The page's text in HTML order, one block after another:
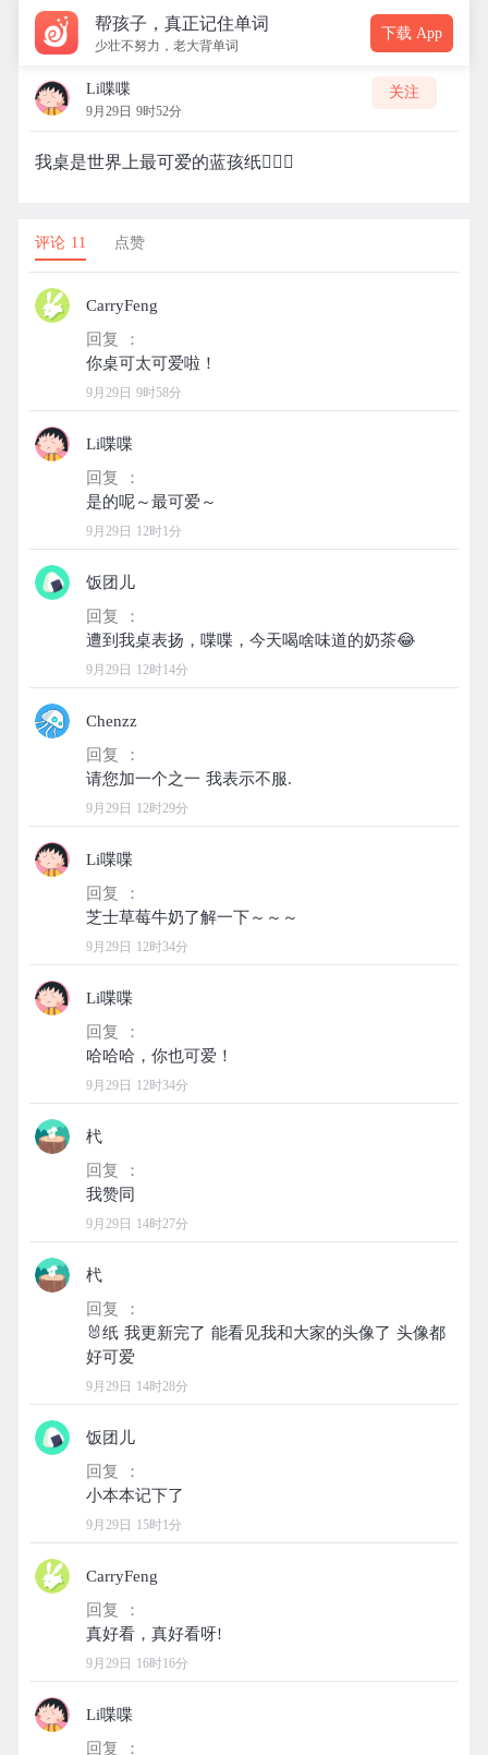
帮孩子，真正记住单词
少壮不努力，老大背单词
下载 App
Li喋喋
9月29日 9时52分
关注
我桌是世界上最可爱的蓝孩纸🙋🏻‍♂️
评论 11 点赞
CarryFeng
回复 ：
9月29日 9时58分
Li喋喋
回复 ：
9月29日 12时1分
饭团儿
回复 ：
9月29日 12时14分
Chenzz
回复 ：
9月29日 12时29分
Li喋喋
回复 ：
9月29日 12时34分
Li喋喋
回复 ：
9月29日 12时34分
杙
回复 ：
9月29日 14时27分
杙
回复 ：
🐰纸 我更新完了 能看见我和大家的头像了 头像都
9月29日 14时28分
饭团儿
回复 ：
9月29日 15时1分
CarryFeng
回复 ：
9月29日 16时16分
Li喋喋
回复 ：